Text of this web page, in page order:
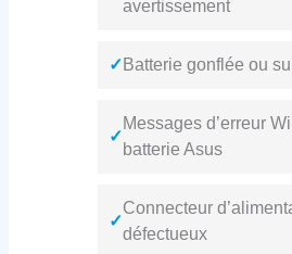
avertissement
✓ Batterie gonflée ou
✓
Messages d’erreur
batterie Asus
✓
Connecteur
défectueux